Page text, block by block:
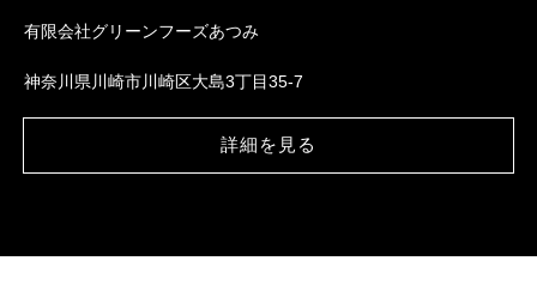
有限会社グリーンフーズあつみ
神奈川県川崎市川崎区大島3丁目35-7
詳細を見る